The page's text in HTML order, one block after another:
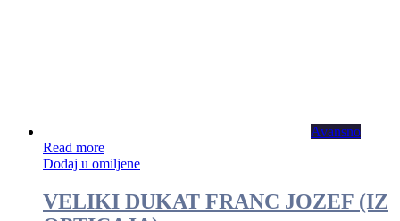
Avansno
Read more
Dodaj u omiljene
VELIKI DUKAT FRANC JOZEF (IZ